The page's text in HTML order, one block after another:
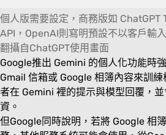
個人版需要設定，商務版如 ChatGPT
API，OpenAI則寫明預設不以客戶輸
翻攝自ChatGPT使用畫面
Google推出 Gemini 的個人化功能時
Gmail 信箱或 Google 相簿內容來訓
者在 Gemini 裡的提示與模型回覆，
資。
但Google同時說明，若將 Google 相